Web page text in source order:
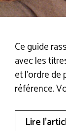
Ce guide
avec les
et l’ordre
référence.
Lire